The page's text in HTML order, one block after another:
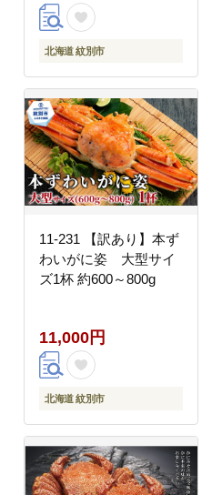
北海道 紋別市
11-231 【訳あり】本ず
わいがに姿 大型サイ
ズ1杯 約600～800g
11,000円
北海道 紋別市